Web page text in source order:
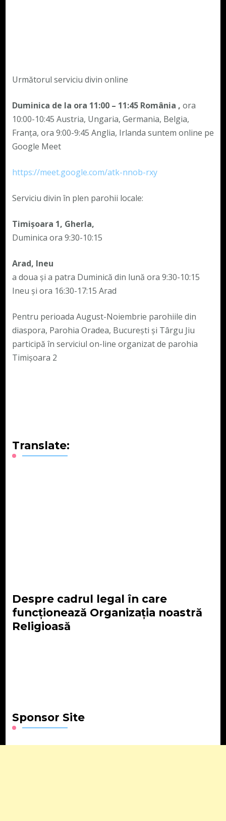
Următorul serviciu divin online
Duminica de la ora 11:00 – 11:45România , ora
10:00-10:45 Austria, Ungaria, Germania, Belgia,
Franța, ora 9:00-9:45 Anglia, Irlanda suntem online pe
Google Meet
https://meet.google.com/atk-nnob-rxy
Serviciu divin în plen parohii locale:
Timișoara 1, Gherla,
Duminica ora 9:30-10:15
Arad, Ineu
a doua și a patra Duminică din lună ora 9:30-10:15
Ineu și ora 16:30-17:15 Arad
Pentru perioada August-Noiembrie parohiile din
diaspora, Parohia Oradea, București și Târgu Jiu
participă în serviciul on-line organizat de parohia
Timișoara 2
Translate:
Despre cadrul legal în care
funcționează Organizația noastră
Religioasă
Sponsor Site